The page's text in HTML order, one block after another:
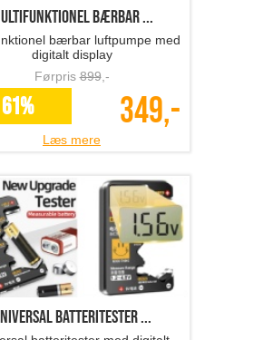
bærbar ...
bærbar luftpumpe med
digitalt display
Førpris899,-
349,-
Læs mere
batteritester ...